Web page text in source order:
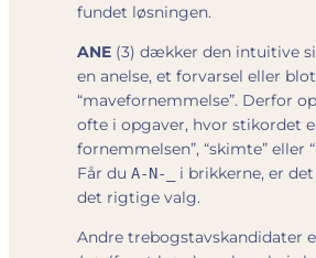
fundet løsningen.
ANE (3) dækker den intuitive
en anelse, et forvarsel eller
“mavefornemmelse”. Derfor
ofte i opgaver, hvor stikordet
fornemmelsen”, “skimte” eller
Får du A-N-_
i brikkerne, er
det rigtige valg.
Andre trebogstavskandidater